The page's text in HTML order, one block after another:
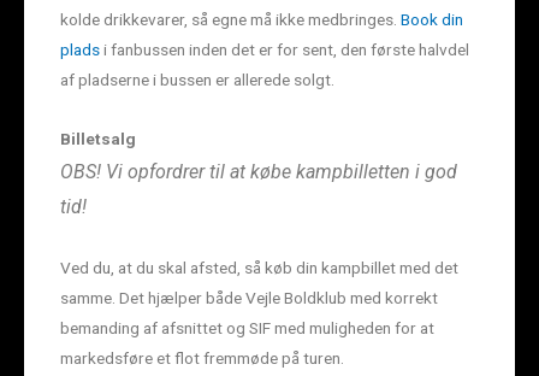
kolde drikkevarer, så egne må ikke medbringes. Book din
pladsi fanbussen inden det er for sent, den første halvdel
af pladserne i bussen er allerede solgt.
Billetsalg
OBS! Vi opfordrer til at købe kampbilletten i god
tid!
Ved du, at du skal afsted, så køb din kampbillet med det
samme. Det hjælper både Vejle Boldklub med korrekt
bemanding af afsnittet og SIF med muligheden for at
markedsføre et flot fremmøde på turen.